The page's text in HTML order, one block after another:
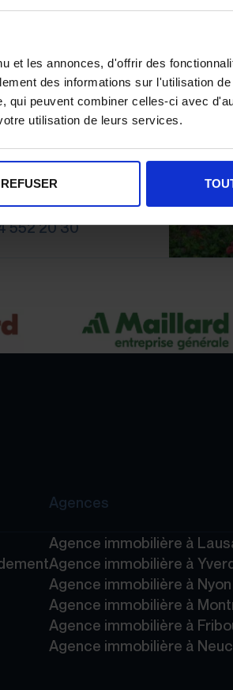
et les annonces, d'offrir des
des informations sur l'utilisation
qui peuvent combiner celles-ci avec
utilisation de leurs services.
REFUSER
Immobilière à
les-Bains
immobilier SA
la Plaine 9
immobilière à
Les-Bains
552 20 30
Agences
Agence immobilière à
Agence immobilière à
Agence immobilière à Nyon
Agence immobilière à
Agence immobilière à
Agence immobilière à